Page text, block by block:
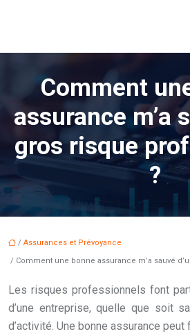
Comment
assurance m’a
gros risque
?
/ Assurances et Prévoyance
/ Comment une bonne assurance m’a sauvé
Les risques professionnels font
d’une entreprise, quelle que soit
d’activité. Une bonne assurance